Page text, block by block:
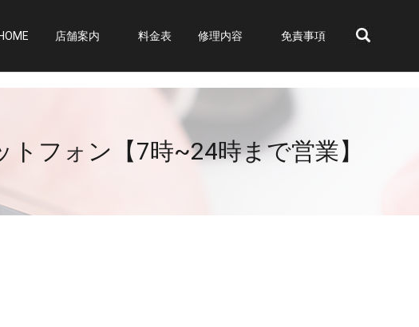
HOME 店舗案内 料金表 修理内容 免責事項
フォン【7時~24時まで営業】